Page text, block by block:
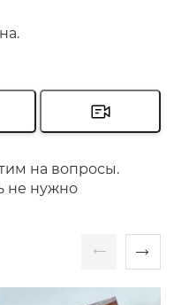
на вопросы.
не нужно